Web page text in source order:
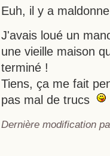
Euh, il y a
J'avais loué un
une vieille maison
terminé !
Tiens, ça me fait
pas mal de trucs
Dernière modification